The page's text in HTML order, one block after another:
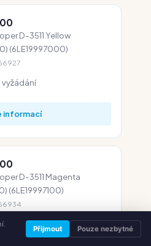
D-3511 Yellow
(6LE19997000)
vyžádání
informací
D-3511 Magenta
(6LE19997100)
vyžádáníPřijmout Pouze nezbytné